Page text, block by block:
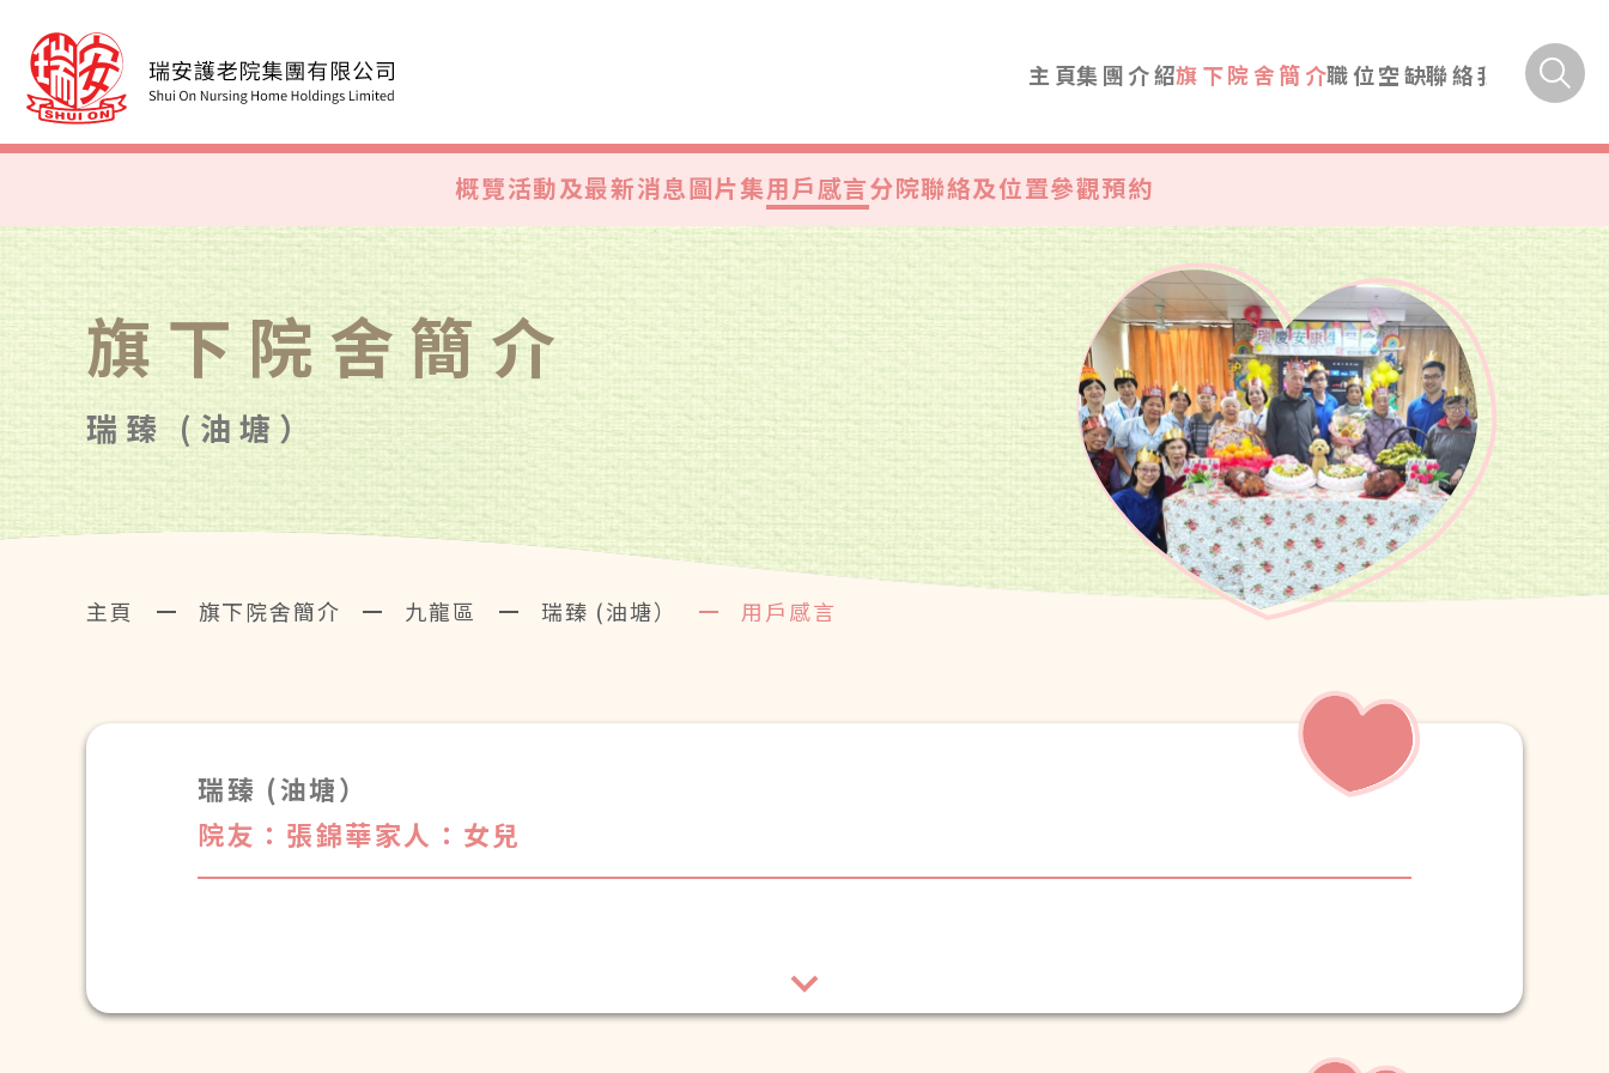
主頁集團介紹旗下院舍簡介職位空缺聯絡我們
概覽活動及最新消息圖片集用戶感言分院聯絡及位置參觀預約
旗下院舍簡介
瑞臻 (油塘）
主頁 旗下院舍簡介 九龍區 瑞臻 (油塘） 用戶感言
瑞臻 (油塘）
院友：張錦華家人：女兒
多謝何社工及其他保健員及護士們對張錦華過去2年多來的照顧!